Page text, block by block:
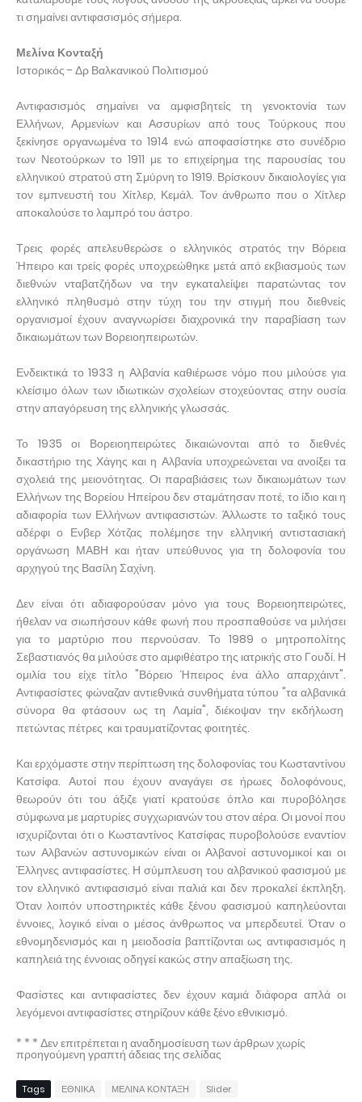
τι σημαίνει αντιφασισμός σήμερα.
Μελίνα Κονταξή
Ιστορικός - Δρ Βαλκανικού Πολιτισμού
Αντιφασισμός σημαίνει να αμφισβητείς τη γενοκτονία των
Ελλήνων, Αρμενίων και Ασσυρίων από τους Τούρκους που
ξεκίνησε οργανωμένα το 1914 ενώ αποφασίστηκε στο συνέδριο
των Νεοτούρκων το 1911 με το επιχείρημα της παρουσίας του
ελληνικού στρατού στη Σμύρνη το 1919. Βρίσκουν δικαιολογίες για
τον εμπνευστή του Χίτλερ, Κεμάλ. Τον άνθρωπο που ο Χίτλερ
αποκαλούσε το λαμπρό του άστρο.
Τρεις φορές απελευθερώσε ο ελληνικός στρατός την Βόρεια
Ήπειρο και τρείς φορές υποχρεώθηκε μετά από εκβιασμούς των
διεθνών νταβατζήδων να την εγκαταλείψει παρατώντας τον
ελληνικό πληθυσμό στην τύχη του την στιγμή που διεθνείς
οργανισμοί έχουν αναγνωρίσει διαχρονικά την παραβίαση των
δικαιωμάτων των Βορειοηπειρωτών.
Ενδεικτικά το 1933 η Αλβανία καθιέρωσε νόμο που μιλούσε για
κλείσιμο όλων των ιδιωτικών σχολείων στοχεύοντας στην ουσία
στην απαγόρευση της ελληνικής γλωσσάς.
Το 1935 οι Βορειοηπειρώτες δικαιώνονται από το διεθνές
δικαστήριο της Χάγης και η Αλβανία υποχρεώνεται να ανοίξει τα
σχολειά της μειονότητας. Οι παραβιάσεις των δικαιωμάτων των
Ελλήνων της Βορείου Ηπείρου δεν σταμάτησαν ποτέ, το ίδιο και η
αδιαφορία των Ελλήνων αντιφασιστών. Άλλωστε το ταξικό τους
αδέρφι ο Ενβερ Χότζας πολέμησε την ελληνική αντιστασιακή
οργάνωση ΜΑΒΗ και ήταν υπεύθυνος για τη δολοφονία του
αρχηγού της Βασίλη Σαχίνη.
Δεν είναι ότι αδιαφορούσαν μόνο για τους Βορειοηπειρώτες,
ήθελαν να σιωπήσουν κάθε φωνή που προσπαθούσε να μιλήσει
για το μαρτύριο που περνούσαν. Το 1989 ο μητροπολίτης
Σεβαστιανός θα μιλούσε στο αμφιθέατρο της ιατρικής στο Γουδί. Η
ομιλία του είχε τίτλο "Βόρειο Ήπειρος ένα άλλο απαρχάιντ".
Αντιφασίστες φώναζαν αντιεθνικά συνθήματα τύπου "τα αλβανικά
σύνορα θα φτάσουν ως τη Λαμία", διέκοψαν την εκδήλωση
πετώντας πέτρες και τραυματίζοντας φοιτητές.
Και ερχόμαστε στην περίπτωση της δολοφονίας του Κωσταντίνου
Κατσίφα. Αυτοί που έχουν αναγάγει σε ήρωες δολοφόνους,
θεωρούν ότι του άξιζε γιατί κρατούσε όπλο και πυροβόλησε
σύμφωνα με μαρτυρίες συγχωριανών του στον αέρα. Οι μονοί που
ισχυρίζονται ότι ο Κωσταντίνος Κατσίφας πυροβολούσε εναντίον
των Αλβανών αστυνομικών είναι οι Αλβανοί αστυνομικοί και οι
Έλληνες αντιφασίστες. Η σύμπλευση του αλβανικού φασισμού με
τον ελληνικό αντιφασισμό είναι παλιά και δεν προκαλεί έκπληξη.
Όταν λοιπόν υποστηρικτές κάθε ξένου φασισμού καπηλεύονται
έννοιες, λογικό είναι ο μέσος άνθρωπος να μπερδευτεί. Όταν ο
εθνομηδενισμός και η μειοδοσία βαπτίζονται ως αντιφασισμός η
καπηλειά της έννοιας οδηγεί κακώς στην απαξίωση της.
Φασίστες και αντιφασίστες δεν έχουν καμιά διάφορα απλά οι
λεγόμενοι αντιφασίστες στηρίζουν κάθε ξένο εθνικισμό.
* * * Δεν επιτρέπεται η αναδημοσίευση των άρθρων χωρίς
προηγούμενη γραπτή άδειας της σελίδας
Tags ΕΘΝΙΚΑ ΜΕΛΙΝΑ ΚΟΝΤΑΞΗ Slider